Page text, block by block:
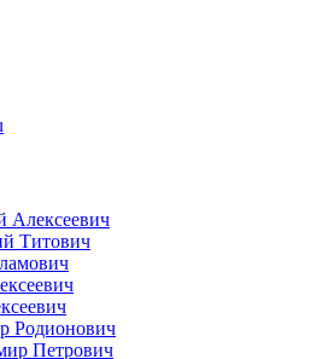
Алексеевич
Титович
Родионович
Петрович